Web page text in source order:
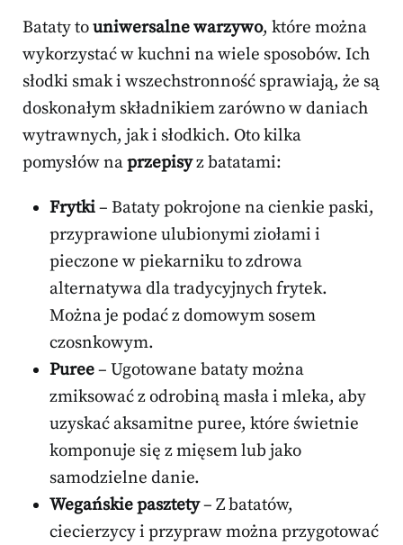
Bataty touniwersalne warzywo, które można
wykorzystać w kuchni na wiele sposobów. Ich
słodki smak i wszechstronność sprawiają, że są
doskonałym składnikiem zarówno w daniach
wytrawnych, jak i słodkich. Oto kilka
pomysłów naprzepisyz batatami:
Frytki– Bataty pokrojone na cienkie paski,
przyprawione ulubionymi ziołami i
pieczone w piekarniku to zdrowa
alternatywa dla tradycyjnych frytek.
Można je podać z domowym sosem
czosnkowym.
Puree– Ugotowane bataty można
zmiksować z odrobiną masła i mleka, aby
uzyskać aksamitne puree, które świetnie
komponuje się z mięsem lub jako
samodzielne danie.
Wegańskie pasztety– Z batatów,
ciecierzycy i przypraw można przygotować